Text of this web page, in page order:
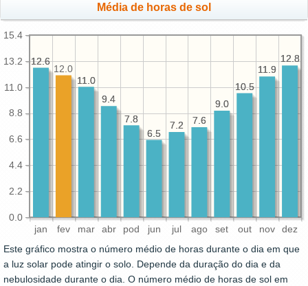
Média de horas de sol
jan fev mar abr pod jun jul ago set out nov dez
0.0
2.2
4.4
6.6
8.8
11.0
13.2
15.4
12.8
11.9
10.5
9.0
7.6
7.2
6.5
7.8
9.4
11.0
12.6
12.8
11.9
10.5
9.0
7.6
7.2
6.5
7.8
9.4
11.0
12.0
12.6
Este gráfico mostra o número médio de horas durante o dia em que
a luz solar pode atingir o solo. Depende da duração do dia e da
nebulosidade durante o dia. O número médio de horas de sol em